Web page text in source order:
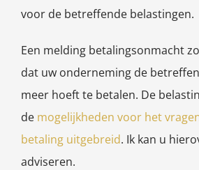
voor de betreffende belastingen.
Een melding betalingsonmacht
dat uw onderneming de
meer hoeft te betalen. De
de mogelijkheden voor het
betaling uitgebreid. Ik kan u
adviseren.